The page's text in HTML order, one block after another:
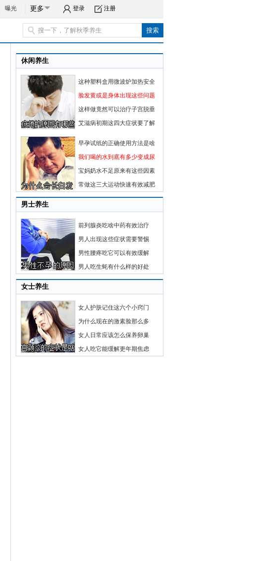
曝光 更多 登录 注册
休闲养生
这种塑料盒用微波炉加热安全
脸发黄或是身体出现这些问题
这样做竟然可以治疗子宫脱垂
艾滋病初期这四大症状要了解
早孕试纸的正确使用方法是啥
我们喝的水到底有多少变成尿
宝妈奶水不足原来有这些因素
常做这三大运动快速有效减肥
男士养生
前列腺炎吃啥中药有效治疗
男人出现这些症状需要警惕
男性腰疼吃它可以有效缓解
男人吃生蚝有什么样的好处
女士养生
女人护肤记住这六个小窍门
为什么现在的激素脸那么多
女人日常应该怎么保养卵巢
女人吃它能缓解更年期焦虑